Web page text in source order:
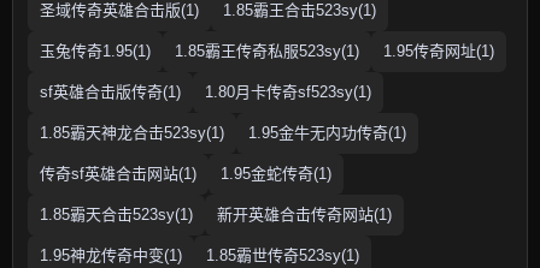
圣域传奇英雄合击版(1) 1.85霸王合击523sy(1)
玉兔传奇1.95(1) 1.85霸王传奇私服523sy(1) 1.95传奇网址(1)
sf英雄合击版传奇(1) 1.80月卡传奇sf523sy(1)
1.85霸天神龙合击523sy(1) 1.95金牛无内功传奇(1)
传奇sf英雄合击网站(1) 1.95金蛇传奇(1)
1.85霸天合击523sy(1) 新开英雄合击传奇网站(1)
1.95神龙传奇中变(1) 1.85霸世传奇523sy(1)